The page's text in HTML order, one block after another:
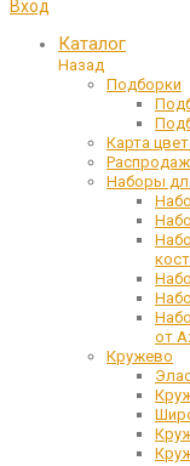
Вход
Каталог
Назад
Подборки
Карта
Наборы
от
Кружево